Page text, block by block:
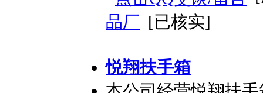
品厂 [已核实]
悦翔扶手箱